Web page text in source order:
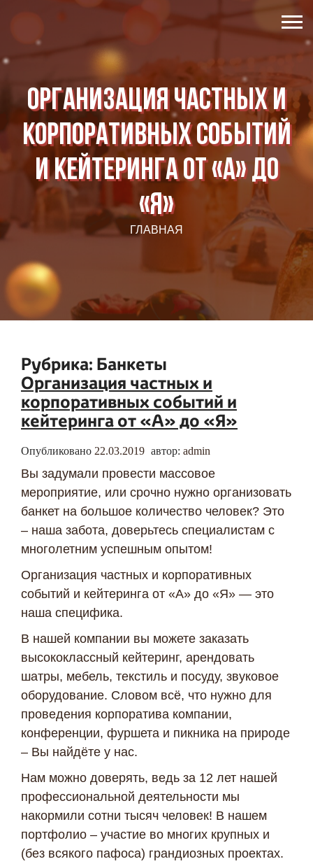
Организация частных и
корпоративных событий
и кейтеринга от «А» до
«Я»
ГЛАВНАЯ
Рубрика: Банкеты
Организация частных и
корпоративных событий и
кейтеринга от «А» до «Я»
Опубликовано 22.03.2019 автор: admin
Вы задумали провести массовое
мероприятие, или срочно нужно организовать
банкет на большое количество человек? Это
– наша забота, доверьтесь специалистам с
многолетним успешным опытом!
Организация частных и корпоративных
событий и кейтеринга от «А» до «Я» — это
наша специфика.
В нашей компании вы можете заказать
высококлассный кейтеринг, арендовать
шатры, мебель, текстиль и посуду, звуковое
оборудование. Словом всё, что нужно для
проведения корпоратива компании,
конференции, фуршета и пикника на природе
– Вы найдёте у нас.
Нам можно доверять, ведь за 12 лет нашей
профессиональной деятельности мы
накормили сотни тысяч человек! В нашем
портфолио – участие во многих крупных и
(без всякого пафоса) грандиозных проектах.